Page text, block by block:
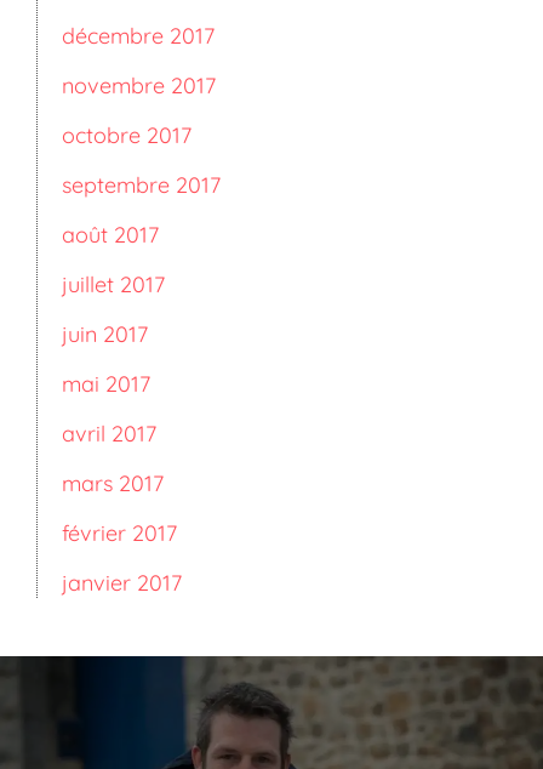
décembre 2017
novembre 2017
octobre 2017
septembre 2017
août 2017
juillet 2017
juin 2017
mai 2017
avril 2017
mars 2017
février 2017
janvier 2017